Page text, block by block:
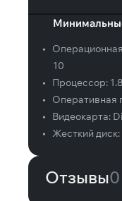
•
10
•
Процессор:
•
Оперативная
•
Видеокарта:
•
Жесткий диск:
Отзывы0